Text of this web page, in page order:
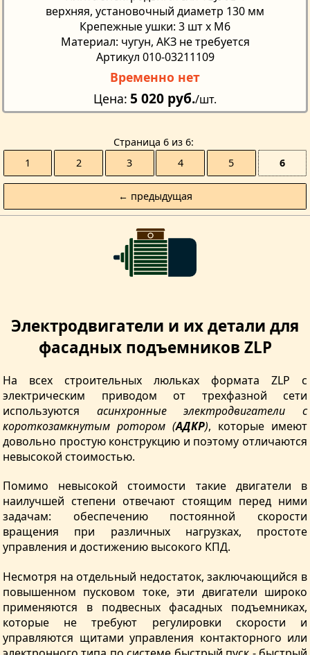
Электродвигатели и их детали для
фасадных подъемников ZLP
На всех строительных люльках формата ZLP с
электрическим приводом от трехфазной сети
используются асинхронные электродвигатели с
короткозамкнутым ротором (АДКР), которые имеют
довольно простую конструкцию и поэтому отличаются
невысокой стоимостью.
Помимо невысокой стоимости такие двигатели в
наилучшей степени отвечают стоящим перед ними
задачам: обеспечению постоянной скорости
вращения при различных нагрузках, простоте
управления и достижению высокого КПД.
Несмотря на отдельный недостаток, заключающийся в
повышенном пусковом токе, эти двигатели широко
применяются в подвесных фасадных подъемниках,
которые не требуют регулировки скорости и
управляются щитами управления контакторного или
верхняя, установочный диаметр 130 мм
Крепежные ушки: 3 шт х М6
Материал: чугун, АКЗ не требуется
Артикул 010-03211109
Временно нет
Цена 5 020 руб./шт.
← предыдущая
Страницa 6 из 6
1
2 3 4 5 6